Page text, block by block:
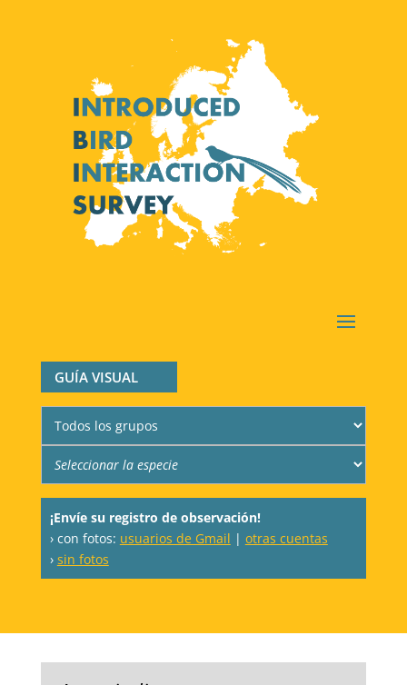
GUÍA VISUAL
¡Envíe su registro de observación!
› con fotos: usuarios de Gmail | otras cuentas
› sin fotos